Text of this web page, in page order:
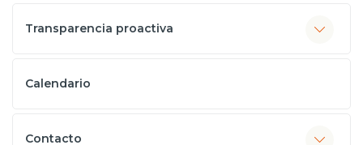
Transparencia proactiva
Calendario
Contacto